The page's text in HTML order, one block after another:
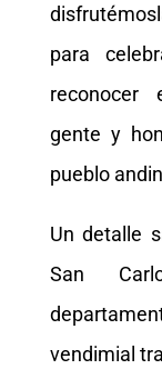
para
reconocer
gente y
pueblo
Un detalle
San
vendimial